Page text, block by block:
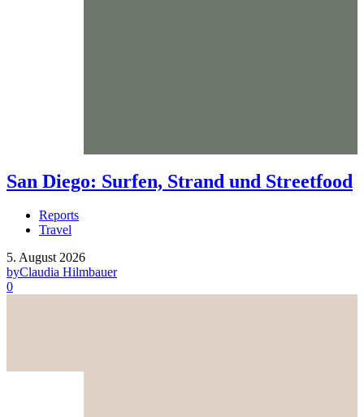
San Diego: Surfen, Strand und Streetfood
Reports
Travel
5. August 2026
byClaudia Hilmbauer
0